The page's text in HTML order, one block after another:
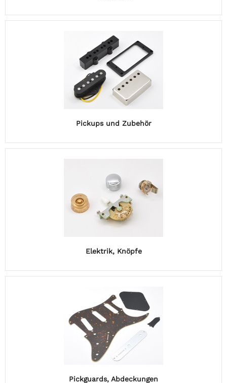
Pickups und Zubehör
Elektrik, Knöpfe
Pickguards, Abdeckungen